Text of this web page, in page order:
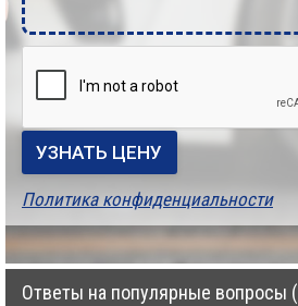
Поли­ти­ка конфиденциальности
Ответы на популярные вопросы (